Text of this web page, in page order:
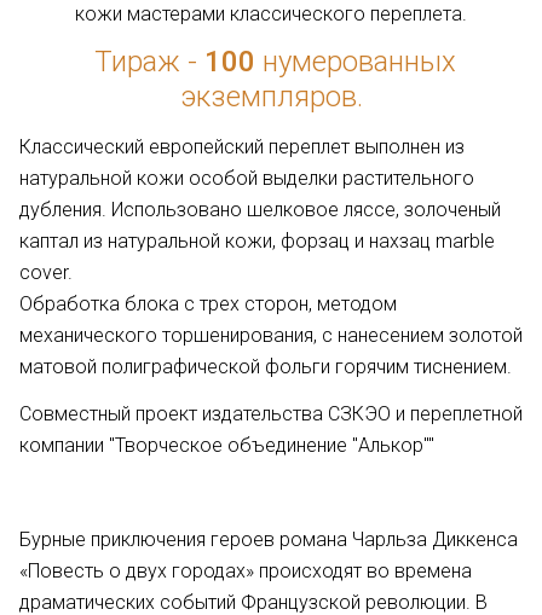
кожи мастерами классического переплета.
Тираж - 100 нумерованных
экземпляров.
Классический европейский переплет выполнен из
натуральной кожи особой выделки растительного
дубления. Использовано шелковое ляссе, золоченый
каптал из натуральной кожи, форзац и нахзац marble
cover.
Обработка блока с трех сторон, методом
механического торшенирования, с нанесением золотой
матовой полиграфической фольги горячим тиснением.
Совместный проект издательства СЗКЭО и переплетной
компании "Творческое объединение "Алькор""
Бурные приключения героев романа Чарльза Диккенса
«Повесть о двух городах» происходят во времена
драматических событий Французской революции. В